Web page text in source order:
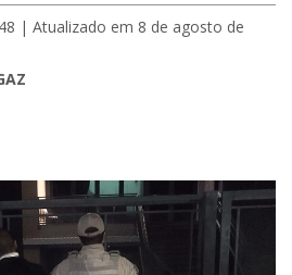
| Atualizado em 8 de agosto de